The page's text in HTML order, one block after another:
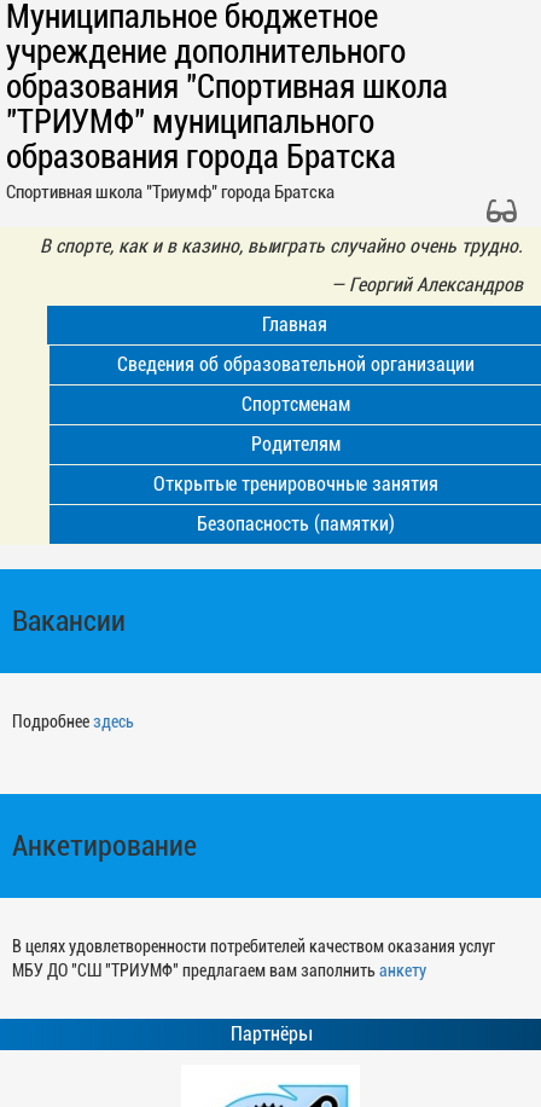
Муниципальное бюджетное
учреждение дополнительного
образования "Спортивная школа
"ТРИУМФ" муниципального
образования города Братска
Спортивная школа "Триумф" города Братска
В спорте, как и в казино, выиграть случайно очень трудно.
— Георгий Александров
Главная
Сведения об образовательной организации
Спортсменам
Родителям
Открытые тренировочные занятия
Безопасность (памятки)
Вакансии
Подробнеездесь
Анкетирование
В целях удовлетворенности потребителей качеством оказания услуг
МБУ ДО "СШ "ТРИУМФ" предлагаем вам заполнитьанкету
Партнёры